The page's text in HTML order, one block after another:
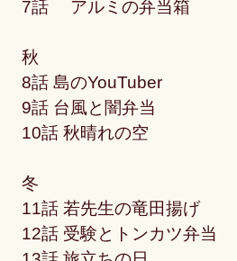
7話 アルミの弁当箱
秋
8話 島のYouTuber
9話 台風と闇弁当
10話 秋晴れの空
冬
11話 若先生の竜田揚げ
12話 受験とトンカツ弁当